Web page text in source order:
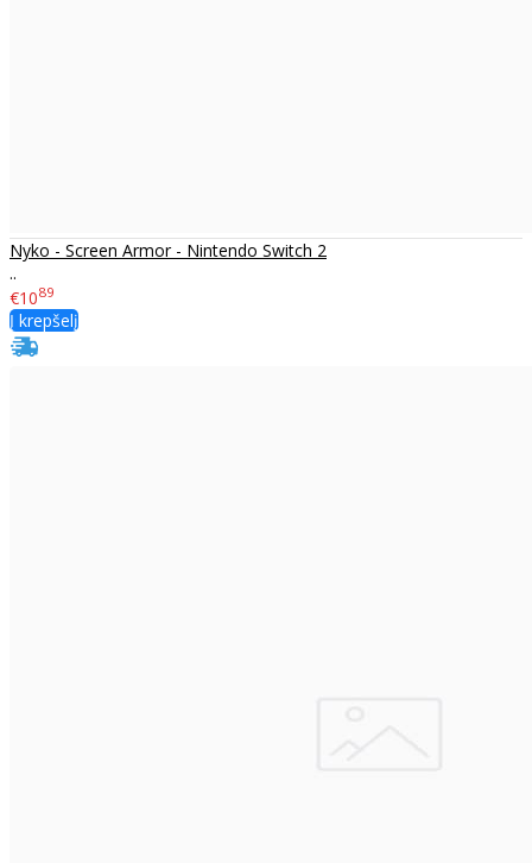
Nyko - Screen Armor - Nintendo Switch 2
..
€1089
Į krepšelį